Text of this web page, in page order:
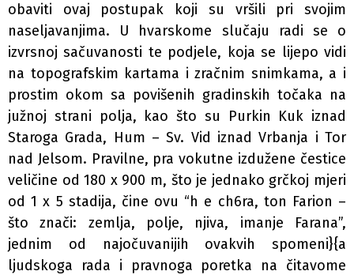
obaviti ovaj postupak koji su vršili pri svojim
naseljavanjima. U hvarskome slučaju radi se o
izvrsnoj sačuvanosti te podjele, koja se lijepo vidi
na topografskim kartama i zračnim snimkama, a i
prostim okom sa povišenih gradinskih točaka na
južnoj strani polja, kao što su Purkin Kuk iznad
Staroga Grada, Hum – Sv. Vid iznad Vrbanja i Tor
nad Jelsom. Pravilne, pra­ vokutne izdužene čestice
veličine od 180 x 900 m, što je jednako grčkoj mjeri
od 1 x 5 stadija, čine ovu “h e ch6ra, ton Farion –
što znači: zemlja, polje, njiva, imanje Farana”,
jednim od najočuvanijih ovakvih spomeni}{a
ljudskoga rada i pravnoga poretka na čitavome